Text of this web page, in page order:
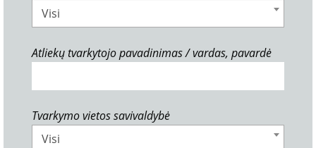
Visi
Atliekų tvarkytojo pavadinimas / vardas, pavardė
Tvarkymo vietos savivaldybė
Visi